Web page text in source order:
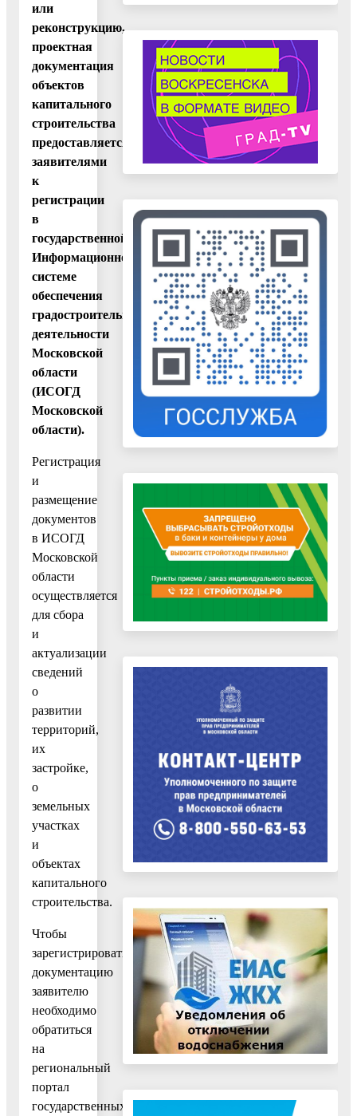
или
реконструкцию,
проектная
документация
объектов
капитального
строительства
предоставляется
заявителями
к
регистрации
в
государственной
Информационной
системе
обеспечения
градостроительной
деятельности
Московской
области
(ИСОГД
Московской
области).
Регистрация
и
размещение
документов
в ИСОГД
Московской
области
осуществляется
для сбора
и
актуализации
сведений
о
развитии
территорий,
их
застройке,
о
земельных
участках
и
объектах
капитального
строительства.
Чтобы
зарегистрировать
документацию
заявителю
необходимо
обратиться
на
региональный
портал
государственных